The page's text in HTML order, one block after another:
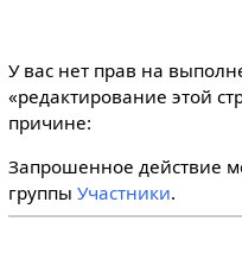
У вас нет прав на
«редактирование этой
причине:
Запрошенное действие
группы Участники.